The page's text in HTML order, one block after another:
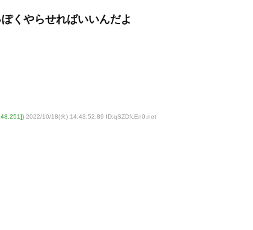
くやらせればいいんだよ
2022/10/18(火) 14:43:52.89 ID:qSZDfcEn0.net